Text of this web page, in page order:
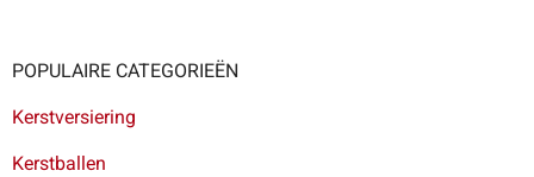
POPULAIRE CATEGORIEËN
Kerstversiering
Kerstballen